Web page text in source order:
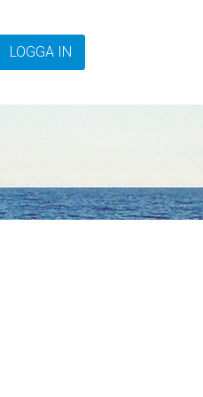
LOGGA IN